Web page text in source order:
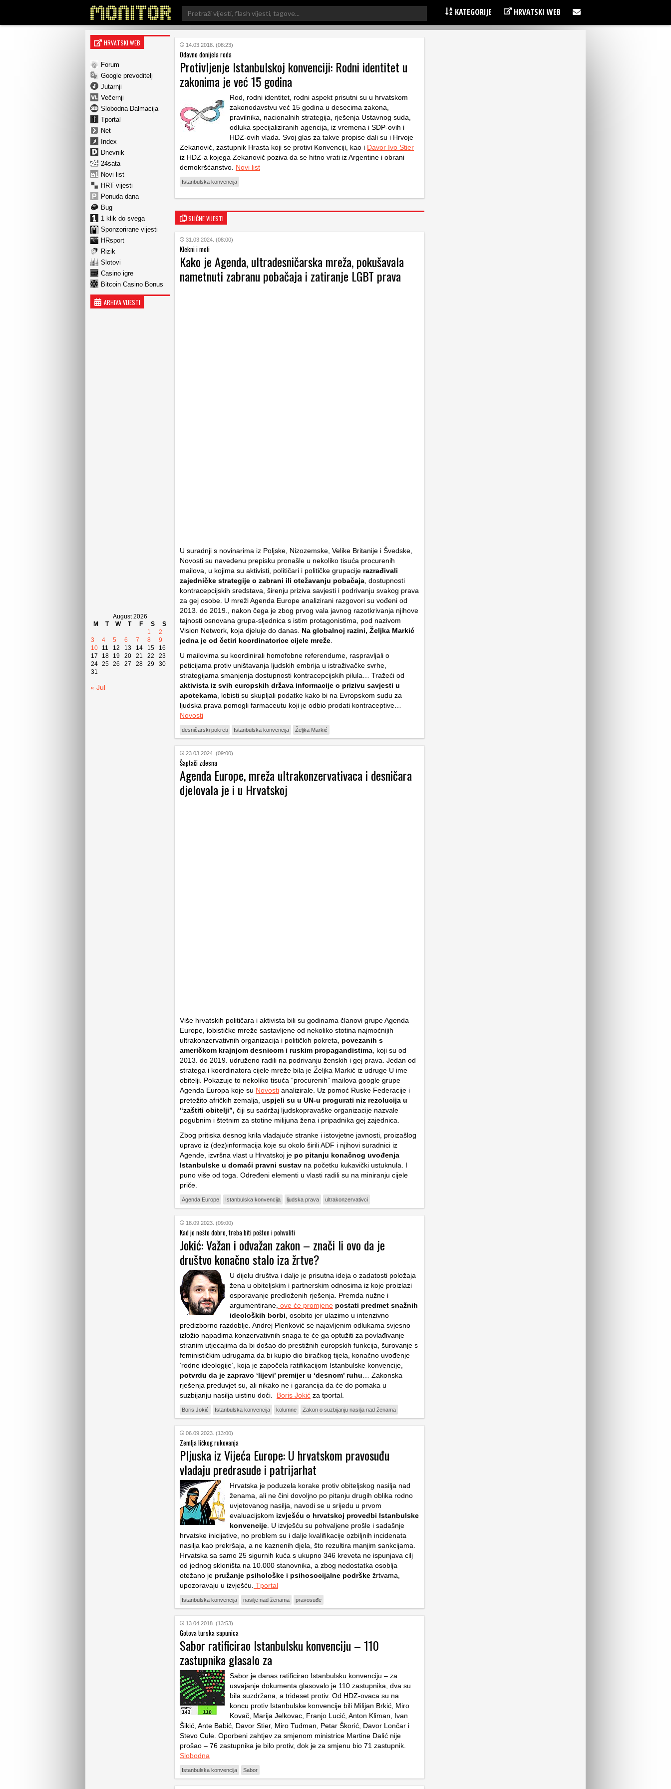
Search
for:
KATEGORIJE HRVATSKI WEB
HRVATSKI WEB
Forum
Google prevoditelj
Jutarnji
Večernji
Slobodna Dalmacija
Tportal
Net
Index
Dnevnik
24sata
Novi list
HRT vijesti
Ponuda dana
Bug
1 klik do svega
Sponzorirane vijesti
HRsport
Rizik
Slotovi
Casino igre
Bitcoin Casino Bonus
ARHIVA VIJESTI
August 2026
M
T W T F S
S
1
2
3
4 5 6 7 8
9
10
11 12 13 14 15
16
17
18 19 20 21 22
23
24 25 26 27 28 29
30
31
« Jul
14.03.2018. (08:23)
Odavno donijela roda
Protivljenje Istanbulskoj konvenciji: Rodni identitet u
zakonima je već 15 godina
Rod, rodni identitet, rodni aspekt prisutni su u hrvatskom
zakonodavstvu već 15 godina u desecima zakona,
pravilnika, nacionalnih strategija, rješenja Ustavnog suda,
odluka specijaliziranih agencija, iz vremena i SDP-ovih i
HDZ-ovih vlada. Svoj glas za takve propise dali su i Hrvoje
Zekanović, zastupnik Hrasta koji se protivi Konvenciji, kao i Davor Ivo Stier
iz HDZ-a kojega Zekanović poziva da se hitno vrati iz Argentine i obrani
demokršćanstvo. Novi list
Istanbulska konvencija
SLIČNE VIJESTI
31.03.2024. (08:00)
Klekni i moli
Kako je Agenda, ultradesničarska mreža, pokušavala
nametnuti zabranu pobačaja i zatiranje LGBT prava
U suradnji s novinarima iz Poljske, Nizozemske, Velike Britanije i Švedske,
Novosti su navedenu prepisku pronašle u nekoliko tisuća procurenih
mailova, u kojima su aktivisti, političari i političke grupacije razrađivali
zajedničke strategije o zabrani ili otežavanju pobačaja , dostupnosti
kontracepcijskih sredstava, širenju priziva savjesti i podrivanju svakog prava
za gej osobe. U mreži Agenda Europe analizirani razgovori su vođeni od
2013. do 2019., nakon čega je zbog prvog vala javnog razotkrivanja njihove
tajnosti osnovana grupa-sljednica s istim protagonistima, pod nazivom
Vision Network, koja djeluje do danas. Na globalnoj razini, Željka Markić
jedna je od četiri koordinatorice cijele mreže
U mailovima su koordinirali homofobne referendume, raspravljali o
peticijama protiv uništavanja ljudskih embrija u istraživačke svrhe,
strategijama smanjenja dostupnosti kontracepcijskih pilula… Tražeći od
aktivista iz svih europskih država informacije o prizivu savjesti u
apotekama , lobisti su skupljali podatke kako bi na Evropskom sudu za
ljudska prava pomogli farmaceutu koji je odbio prodati kontraceptive…
Novosti
desničarski pokreti Istanbulska konvencija Željka Markić
23.03.2024. (09:00)
Šaptači zdesna
Agenda Europe, mreža ultrakonzervativaca i desničara
djelovala je i u Hrvatskoj
Više hrvatskih političara i aktivista bili su godinama članovi grupe Agenda
Europe, lobističke mreže sastavljene od nekoliko stotina najmoćnijih
ultrakonzervativnih organizacija i političkih pokreta, povezanih s
američkom krajnjom desnicom i ruskim propagandistima , koji su od
2013. do 2019. udruženo radili na podrivanju ženskih i gej prava. Jedan od
stratega i koordinatora cijele mreže bila je Željka Markić iz udruge U ime
obitelji. Pokazuje to nekoliko tisuća “procurenih” mailova google grupe
Agenda Europa koje su Novosti analizirale. Uz pomoć Ruske Federacije i
pretežito afričkih zemalja, uspjeli su u UN-u progurati niz rezolucija u
“zaštiti obitelji”, čiji su sadržaj ljudskopravaške organizacije nazvale
pogubnim i štetnim za stotine milijuna žena i pripadnika gej zajednica.
Zbog pritiska desnog krila vladajuće stranke i istovjetne javnosti, proizašlog
upravo iz (dez)informacija koje su okolo širili ADF i njihovi suradnici iz
Agende, izvršna vlast u Hrvatskoj je po pitanju konačnog uvođenja
Istanbulske u domaći pravni sustav na početku kukavički ustuknula. I
puno više od toga. Određeni elementi u vlasti radili su na miniranju cijele
priče.
Agenda Europe Istanbulska konvencija ljudska prava ultrakonzervativci
18.09.2023. (09:00)
Kad je nešto dobro, treba biti pošten i pohvaliti
Jokić: Važan i odvažan zakon – znači li ovo da je
društvo konačno stalo iza žrtve?
U dijelu društva i dalje je prisutna ideja o zadatosti položaja
žena u obiteljskim i partnerskim odnosima iz koje proizlazi
osporavanje predloženih rješenja. Premda nužne i
argumentirane, ove će promjene postati predmet snažnih
ideoloških borbi , osobito jer ulazimo u intenzivno
predizborno razdoblje. Andrej Plenković se najavljenim odlukama svjesno
izložio napadima konzervativnih snaga te će ga optužiti za povlađivanje
stranim utjecajima da bi došao do prestižnih europskih funkcija, šurovanje s
feminističkim udrugama da bi kupio dio biračkog tijela, konačno uvođenje
‘rodne ideologije’, koja je započela ratifikacijom Istanbulske konvencije,
potvrdu da je zapravo ‘lijevi’ premijer u ‘desnom’ ruhu … Zakonska
rješenja preduvjet su, ali nikako ne i garancija da će do pomaka u
suzbijanju nasilja uistinu doći. Boris Jokić za tportal.
Boris Jokić Istanbulska konvencija kolumne Zakon o suzbijanju nasilja nad ženama
06.09.2023. (13:00)
Zemlja ličkog rukovanja
Pljuska iz Vijeća Europe: U hrvatskom pravosuđu
vladaju predrasude i patrijarhat
Hrvatska je poduzela korake protiv obiteljskog nasilja nad
ženama, ali ne čini dovoljno po pitanju drugih oblika rodno
uvjetovanog nasilja, navodi se u srijedu u prvom
evaluacijskom izvješću o hrvatskoj provedbi Istanbulske
konvencije . U izvješću su pohvaljene prošle i sadašnje
hrvatske inicijative, no problem su i dalje kvalifikacije ozbiljnih incidenata
nasilja kao prekršaja, a ne kaznenih djela, što rezultira manjim sankcijama.
Hrvatska sa samo 25 sigurnih kuća s ukupno 346 kreveta ne ispunjava cilj
od jednog skloništa na 10.000 stanovnika, a zbog nedostatka osoblja
otežano je pružanje psihološke i psihosocijalne podrške žrtvama,
upozoravaju u izvješću. Tportal
Istanbulska konvencija nasilje nad ženama pravosuđe
13.04.2018. (13:53)
Gotova turska sapunica
Sabor ratificirao Istanbulsku konvenciju – 110
zastupnika glasalo za
Sabor je danas ratificirao Istanbulsku konvenciju – za
usvajanje dokumenta glasovalo je 110 zastupnika, dva su
bila suzdržana, a trideset protiv. Od HDZ-ovaca su na
koncu protiv Istanbulske konvencije bili Milijan Brkić, Miro
Kovač, Marija Jelkovac, Franjo Lucić, Anton Kliman, Ivan
Šikić, Ante Babić, Davor Stier, Miro Tuđman, Petar Škorić, Davor Lončar i
Stevo Cule. Oporbeni zahtjev za smjenom ministrice Martine Dalić nije
prošao – 76 zastupnika je bilo protiv, dok je za smjenu bio 71 zastupnik.
Slobodna
Istanbulska konvencija Sabor